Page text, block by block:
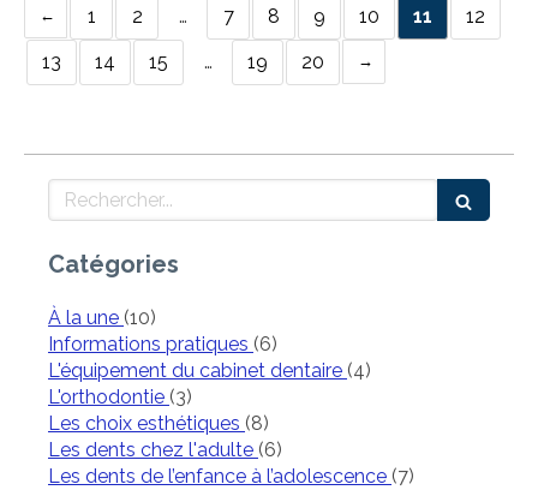
1 2 … 7 8 9 10 11
12
13
14 15 … 19 20
Rechercher
Catégories
À la une (10)
Informations pratiques (6)
L'équipement du cabinet dentaire (4)
L'orthodontie (3)
Les choix esthétiques (8)
Les dents chez l'adulte (6)
Les dents de l’enfance à l’adolescence (7)